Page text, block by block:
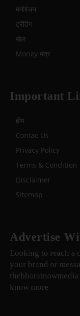
मनोरंजन
ट्रेंडिंग
खेल
Money मंत्र
Important
होम
Contac Us
Privacy Policy
Terms & Condition
Disclaimer
Sitemap
Advertise
Looking to reach a
your brand or
know more